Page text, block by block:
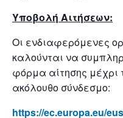
Υποβολή Αιτήσεων:
Οι ενδιαφερόμενες
καλούνται να
φόρμα αίτησης μέχρι
ακόλουθο σύνδεσμο:
https://ec.europa.eu/